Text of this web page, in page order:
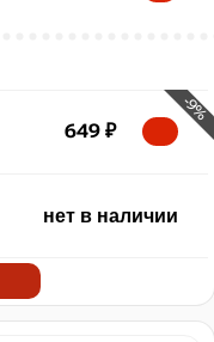
-9%
649 ₽
нет в наличии